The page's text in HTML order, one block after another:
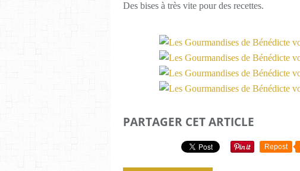
Des bises à très vite pour des recettes.
PARTAGER CET ARTICLE
Repost